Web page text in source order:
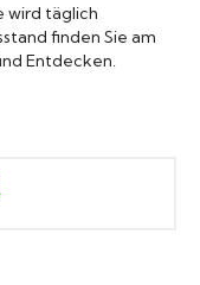
wird täglich
finden Sie am
Entdecken.